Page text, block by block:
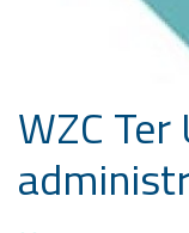
WZC